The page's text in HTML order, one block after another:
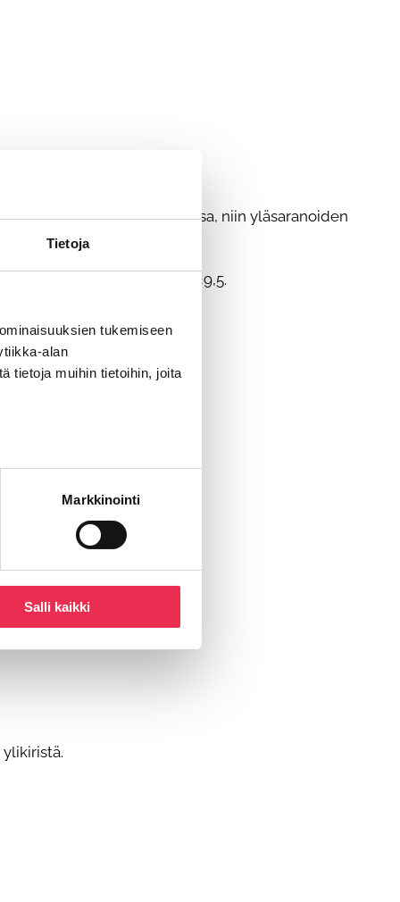
Tietoja
tukemiseen
alan
tietoja muihin tietoihin, joita
Markkinointi
Salli kaikki
kohtaavat lukkokammassa, niin yläsaranoiden
kampa ruuvilla TX20 4,2×9,5.